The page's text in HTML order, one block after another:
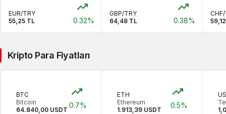
EUR/TRY
55,25 TL
0.32%
GBP/TRY
64,48 TL
0.38%
Kripto Para Fiyatları
BTC
Bitcoin
64.840,00 USDT
0.7%
ETH
Ethereum
1.913,39 USDT
0.5%